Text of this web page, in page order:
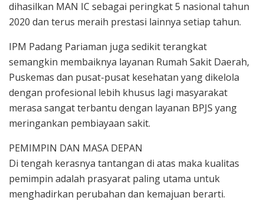
dihasilkan MAN IC sebagai peringkat 5 nasional tahun
2020 dan terus meraih prestasi lainnya setiap tahun.
IPM Padang Pariaman juga sedikit terangkat
semangkin membaiknya layanan Rumah Sakit Daerah,
Puskemas dan pusat-pusat kesehatan yang dikelola
dengan profesional lebih khusus lagi masyarakat
merasa sangat terbantu dengan layanan BPJS yang
meringankan pembiayaan sakit.
PEMIMPIN DAN MASA DEPAN
Di tengah kerasnya tantangan di atas maka kualitas
pemimpin adalah prasyarat paling utama untuk
menghadirkan perubahan dan kemajuan berarti.